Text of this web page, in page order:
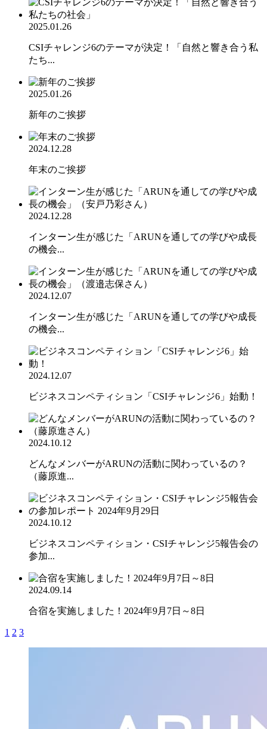
2025.01.26
CSIチャレンジ6のテーマが決定！「自然と響き合う私
たち...
2025.01.26
新年のご挨拶
2024.12.28
年末のご挨拶
2024.12.28
インターン生が感じた「ARUNを通しての学びや成長
の機会...
2024.12.07
インターン生が感じた「ARUNを通しての学びや成長
の機会...
2024.12.07
ビジネスコンペティション「CSIチャレンジ6」始動！
2024.10.12
どんなメンバーがARUNの活動に関わっているの？
（藤原進...
2024.10.12
ビジネスコンペティション・CSIチャレンジ5報告会の
参加...
2024.09.14
合宿を実施しました！2024年9月7日～8日
1 2 3